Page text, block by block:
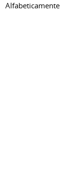
Alfabeticamente